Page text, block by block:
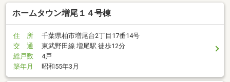
ホームタウン増尾１４号棟
住 所
千葉県柏市増尾台2丁目17番14号
交 通
東武野田線 増尾駅 徒歩12分
総戸数
4戸
築年月
昭和55年3月